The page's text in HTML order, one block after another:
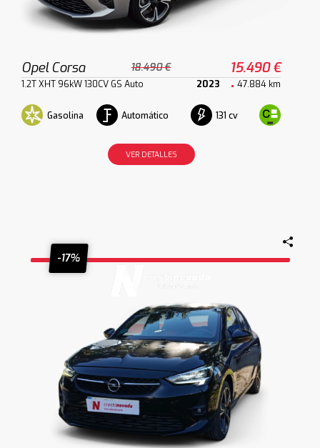
Opel Corsa 18.490 € 15.490 €
1.2T XHT 96kW 130CV GS Auto 2023 47.884 km
Gasolina Automático 131 cv
VER DETALLES
-17%